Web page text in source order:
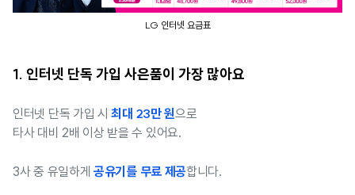
LG 인터넷 요금표
1. 인터넷 단독 가입 사은품이 가장 많아요
인터넷 단독 가입 시최대 23만 원으로
타사 대비 2배 이상 받을 수 있어요.
3사 중 유일하게 공유기를 무료 제공합니다.